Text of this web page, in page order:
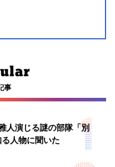
事
人演じる謎の部隊「別
人物に聞いた